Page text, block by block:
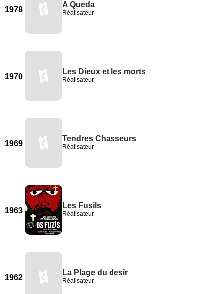
1978
A Queda
Réalisateur
1970
Les Dieux et les morts
Réalisateur
1969
Tendres Chasseurs
Réalisateur
1963
Les Fusils
Réalisateur
1962
La Plage du desir
Réalisateur